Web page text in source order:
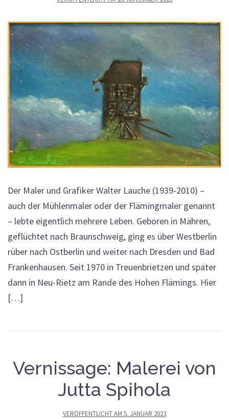
Der Maler und Grafiker Walter Lauche (1939-2010) –
auch der Mühlenmaler oder der Flämingmaler genannt
– lebte eigentlich mehrere Leben. Geboren in Mähren,
geflüchtet nach Braunschweig, ging es über Westberlin
rüber nach Ostberlin und weiter nach Dresden und Bad
Frankenhausen. Seit 1970 in Treuenbrietzen und später
dann in Neu-Rietz am Rande des Hohen Flämings. Hier
[…]
Vernissage: Malerei von
Jutta Spihola
VERÖFFENTLICHT AM 5. JANUAR 2023